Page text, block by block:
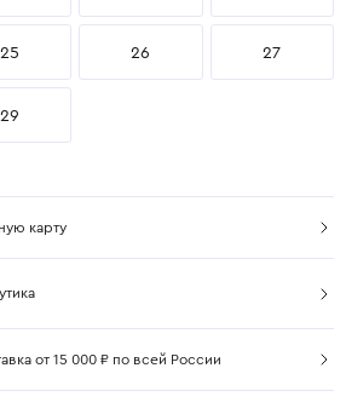
25 26 27
29
карту
от 15 000 ₽ по всей России